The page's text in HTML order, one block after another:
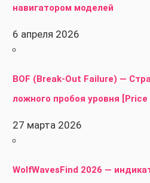
навигатором моделей
6 апреля 2026
BOF (Break-Out Failure) —
ложного пробоя уровня [Price
27 марта 2026
WolfWavesFind 2026 —